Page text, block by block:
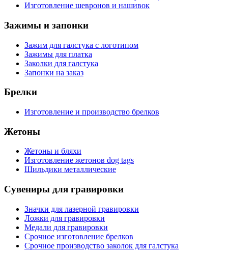
Изготовление шевронов и нашивок
Зажимы и запонки
Зажим для галстука с логотипом
Зажимы для платка
Заколки для галстука
Запонки на заказ
Брелки
Изготовление и производство брелков
Жетоны
Жетоны и бляхи
Изготовление жетонов dog tags
Шильдики металлические
Сувениры для гравировки
Значки для лазерной гравировки
Ложки для гравировки
Медали для гравировки
Срочное изготовление брелков
Срочное производство заколок для галстука